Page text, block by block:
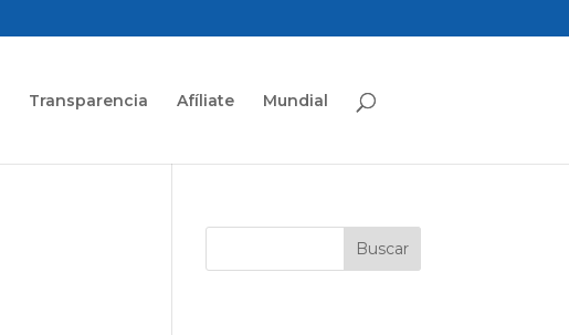
Transparencia Afíliate Mundial